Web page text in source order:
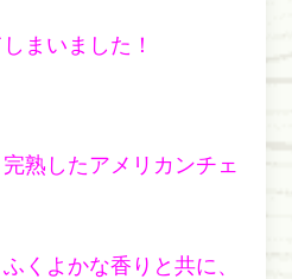
まいました！
熟したアメリカンチェ
くよかな香りと共に、